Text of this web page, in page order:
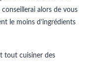
alors de vous
le moins d’ingrédients
tout cuisiner des